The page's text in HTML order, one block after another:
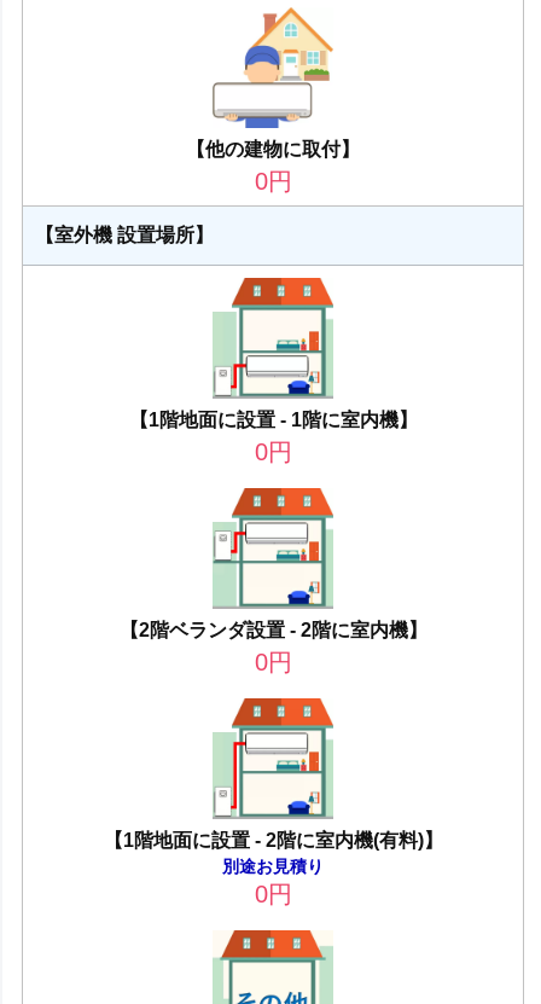
【他の建物に取付】
0円
【室外機 設置場所】
【1階地面に設置 - 1階に室内機】
0円
【2階ベランダ設置 - 2階に室内機】
0円
【1階地面に設置 - 2階に室内機(有料)】
別途お見積り
0円